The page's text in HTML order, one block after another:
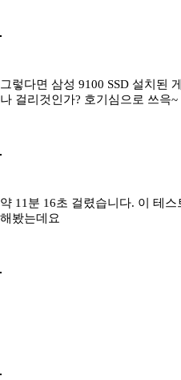
그렇다면 삼성 9100 SSD 설치된
나 걸리것인가? 호기심으로 쓰윽~
약 11분 16초 걸렸습니다. 이 테
해봤는데요